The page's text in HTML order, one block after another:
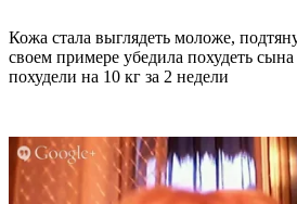
Кожа стала выглядеть моложе,
своем примере убедила похудеть
похудели на 10 кг за 2 недели